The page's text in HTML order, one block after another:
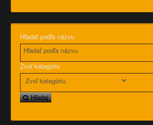
Hľadať podľa názvu
Zvoľ kategóriu
Hľadaj